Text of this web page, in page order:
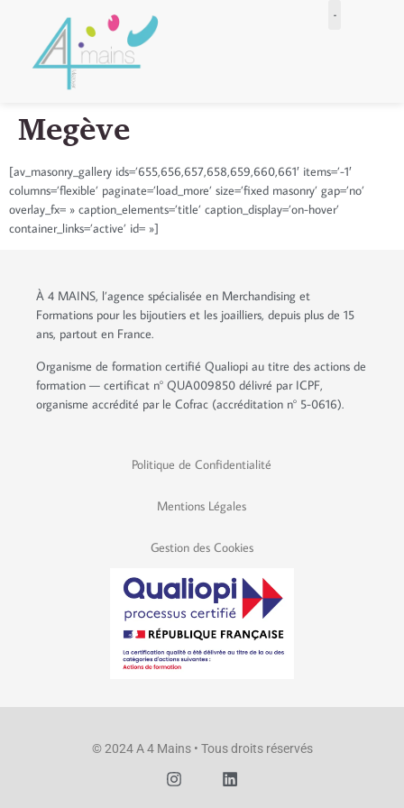
Megève
[av_masonry_gallery ids=’655,656,657,658,659,660,661′ items=’-1′
columns=’flexible’ paginate=’load_more’ size=’fixed masonry’ gap=’no’
overlay_fx= » caption_elements=’title’ caption_display=’on-hover’
container_links=’active’ id= »]
À 4 MAINS, l’agence spécialisée en Merchandising et
Formations pour les bijoutiers et les joailliers, depuis plus de 15
ans, partout en France.
Organisme de formation certifié Qualiopi au titre des actions de
formation — certificat n° QUA009850 délivré par ICPF,
organisme accrédité par le Cofrac (accréditation n° 5-0616).
Politique de Confidentialité
Mentions Légales
Gestion des Cookies
© 2024 A 4 Mains • Tous droits réservés